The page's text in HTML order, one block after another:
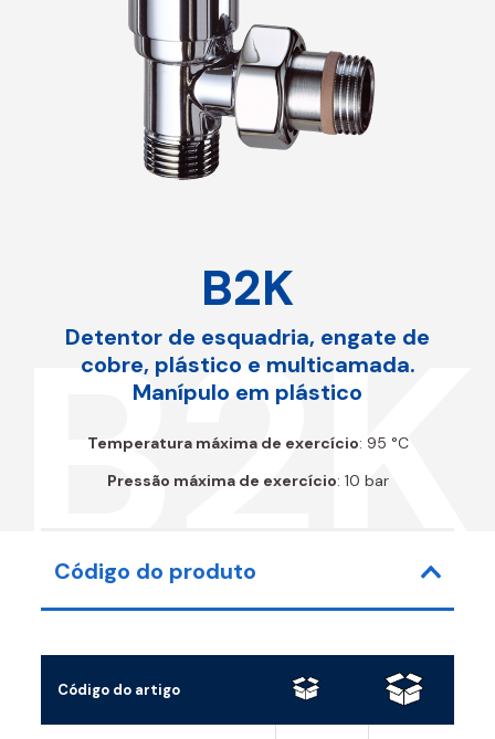
B2K
B2K
Detentor de esquadria, engate de
cobre, plástico e multicamada.
Manípulo em plástico
Temperatura máxima de exercício: 95 °C
Pressão máxima de exercício: 10 bar
Código do produto
Código do artigo